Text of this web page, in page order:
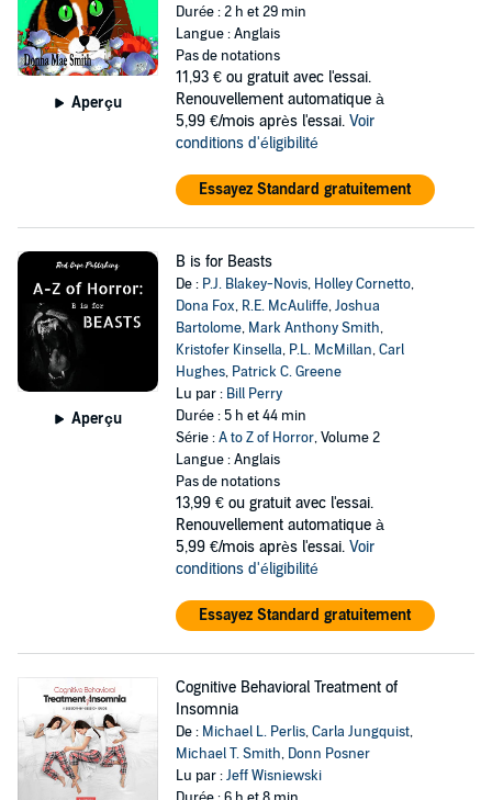
Aperçu
Durée : 2 h et 29 min
Langue : Anglais
Pas de notations
11,93 € ou gratuit avec l'essai.
Renouvellement automatique à
5,99 €/mois après l'essai. Voir
conditions d'éligibilité
Essayez Standard gratuitement
Aperçu
B is for Beasts
De : P.J. Blakey-Novis, Holley Cornetto,
Dona Fox, R.E. McAuliffe,Joshua
Bartolome, Mark Anthony Smith,
Kristofer Kinsella, P.L. McMillan,Carl
Hughes, Patrick C. Greene
Lu par : Bill Perry
Durée : 5 h et 44 min
Série :A to Z of Horror, Volume 2
Langue : Anglais
Pas de notations
13,99 € ou gratuit avec l'essai.
Renouvellement automatique à
5,99 €/mois après l'essai. Voir
conditions d'éligibilité
Essayez Standard gratuitement
Cognitive Behavioral Treatment of
Insomnia
De : Michael L. Perlis,Carla Jungquist,
Michael T. Smith, Donn Posner
Lu par :Jeff Wisniewski